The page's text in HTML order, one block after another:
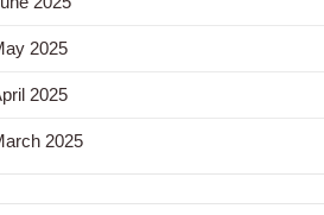
2025
2025
2025